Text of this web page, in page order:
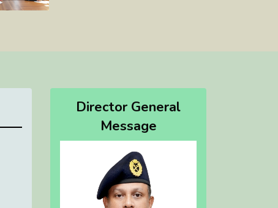
Director General
Message